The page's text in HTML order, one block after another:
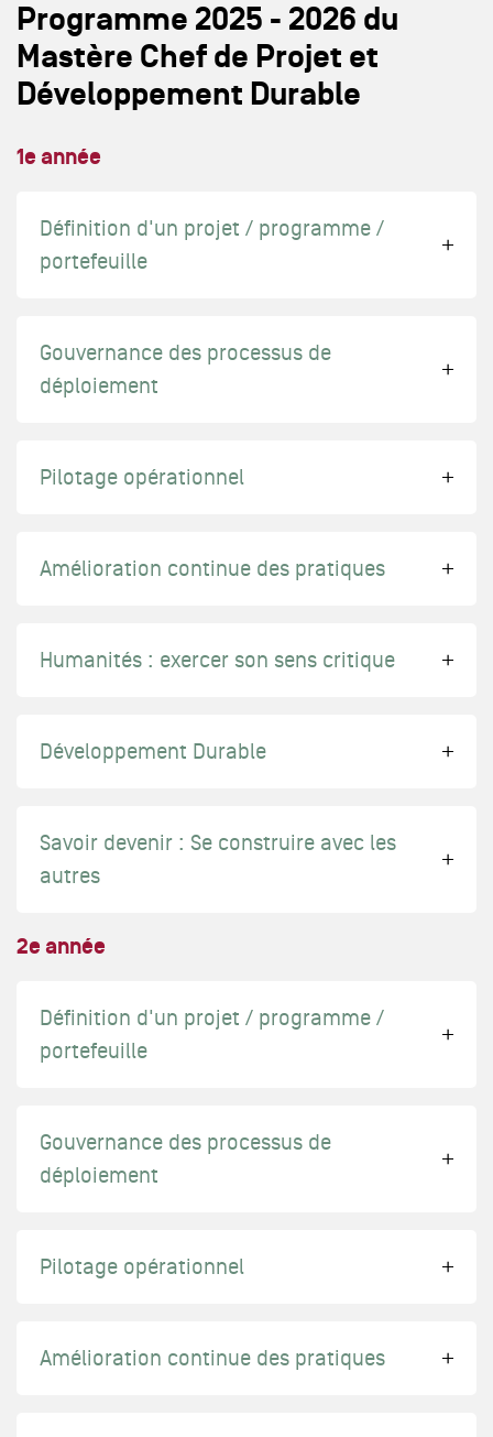
Programme 2025 - 2026 du
Mastère Chef de Projet et
Développement Durable
1e année
Définition d'un projet / programme /
portefeuille
Gouvernance des processus de
déploiement
Pilotage opérationnel
Amélioration continue des pratiques
Humanités : exercer son sens critique
Développement Durable
Savoir devenir : Se construire avec les
autres
2e année
Définition d'un projet / programme /
portefeuille
Gouvernance des processus de
déploiement
Pilotage opérationnel
Amélioration continue des pratiques